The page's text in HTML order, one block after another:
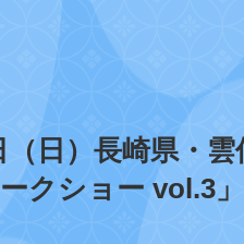
日）長崎県・
クショー vol.3」